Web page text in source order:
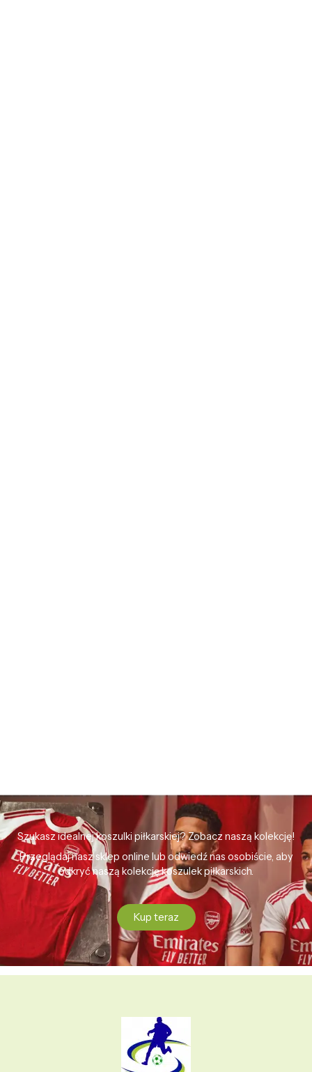
Szukasz idealnej koszulki piłkarskiej? Zobacz naszą kolekcję!
Przeglądaj nasz sklep online lub odwiedź nas osobiście, aby
odkryć naszą kolekcję koszulek piłkarskich.
Kup teraz